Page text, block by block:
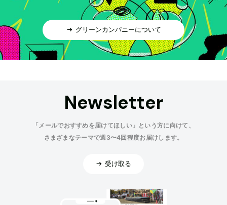
グリーンカンパニーについて
Newsletter
「メールでおすすめを届けてほしい」という方に向けて、
さまざまなテーマで週3〜4回程度お届けします。
受け取る